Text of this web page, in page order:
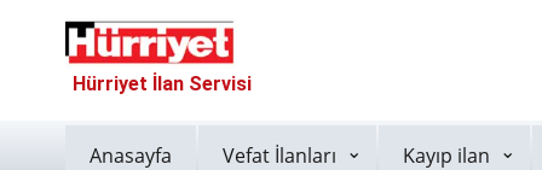
Hürriyet İlan Servisi
Anasayfa Vefat İlanları Kayıp ilan